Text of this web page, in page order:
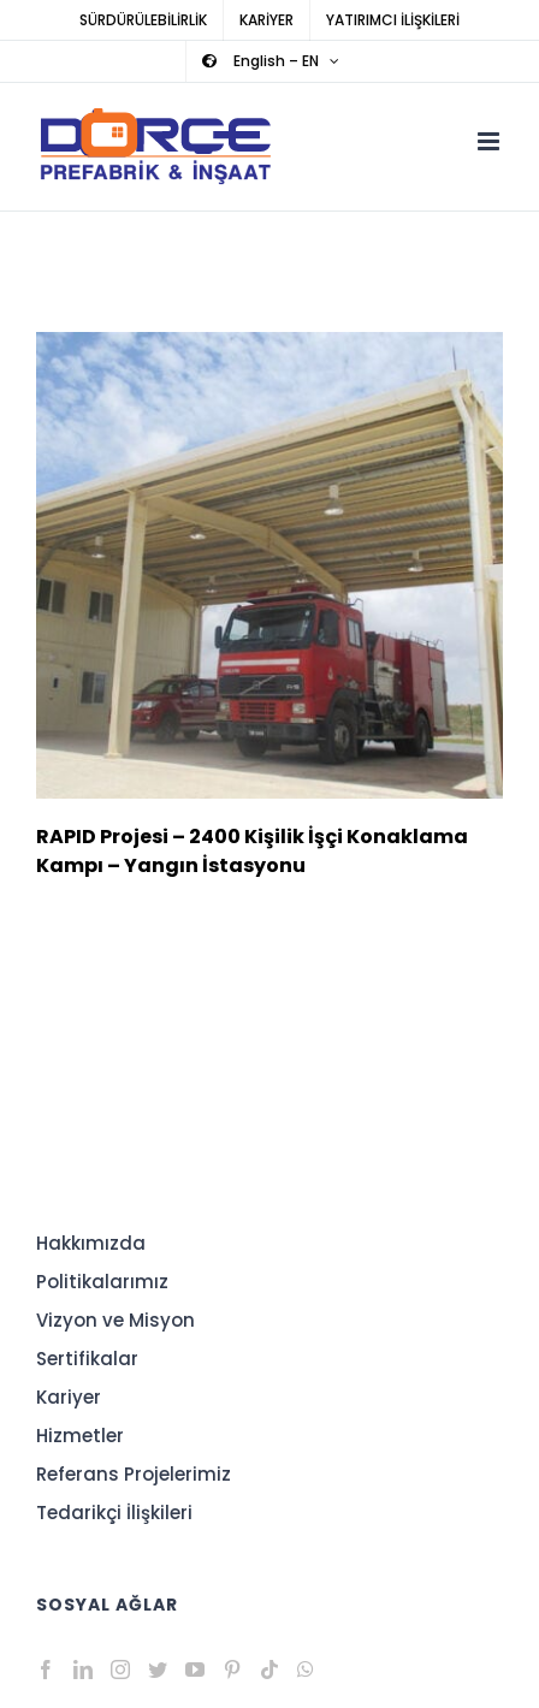
SÜRDÜRÜLEBİLİRLİK KARİYER
YATIRIMCI İLİŞKİLERİ
English – EN
RAPID Projesi – 2400 Kişilik İşçi Konaklama
Kampı – Yangın İstasyonu
Hakkımızda
Politikalarımız
Vizyon ve Misyon
Sertifikalar
Kariyer
Hizmetler
Referans Projelerimiz
Tedarikçi İlişkileri
SOSYAL AĞLAR